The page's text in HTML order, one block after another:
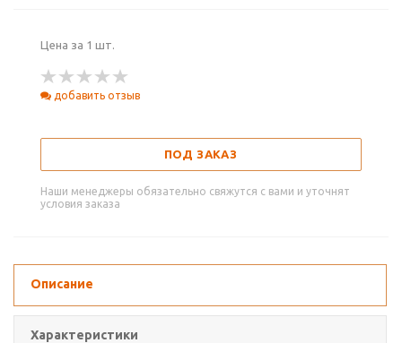
Цена за 1 шт.
добавить отзыв
ПОД ЗАКАЗ
Наши менеджеры обязательно свяжутся с вами и уточнят
условия заказа
Описание
Характеристики